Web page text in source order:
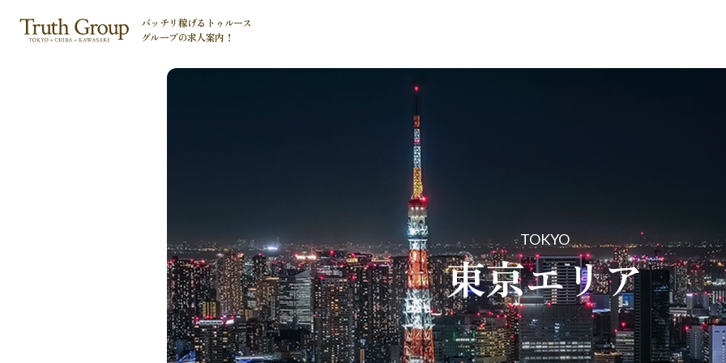
バッチリ稼げるトゥルース
グループの求人案内！
東京エリア
TOKYO